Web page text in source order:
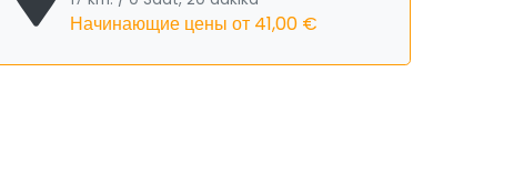
Начинающие цены от 41,00 €